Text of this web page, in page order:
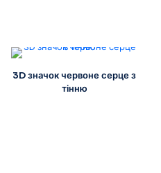
3D значок червоне серце з
тінню